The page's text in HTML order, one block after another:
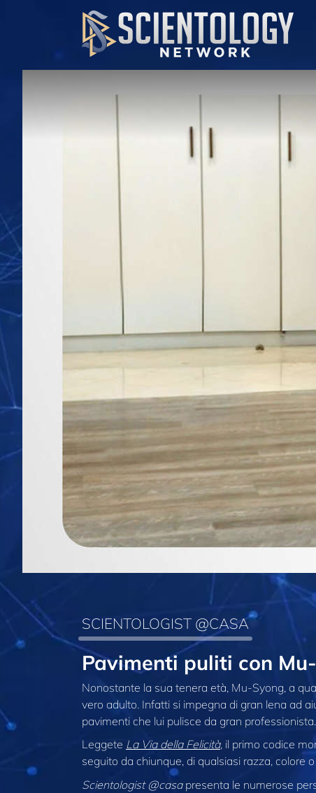
SCIENTOLOGIST @CASA
Pavimenti puliti con
Nonostante la sua tenera età, Mu-Syong, a
vero adulto. Infatti si impegna di gran lena ad
pavimenti che lui pulisce da gran professionista.
Leggete La Via della Felicità, il primo codice
seguito da chiunque, di qualsiasi razza, colore
Scientologist @casapresenta le numerose